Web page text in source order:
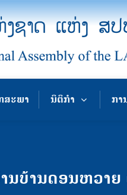
ສະພາ ນິຕິກຳ ກາ
ນບ້ານດອນຫວາຍ